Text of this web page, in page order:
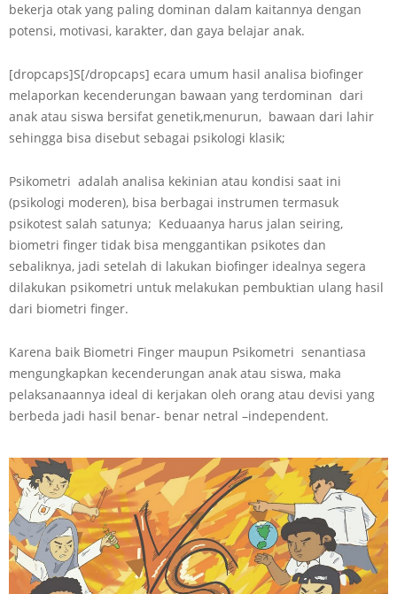
bekerja otak yang paling dominan dalam kaitannya dengan
potensi, motivasi, karakter, dan gaya belajar anak.
[dropcaps]S[/dropcaps] ecara umum hasil analisa biofinger
melaporkan kecenderungan bawaan yang terdominan dari
anak atau siswa bersifat genetik,menurun, bawaan dari lahir
sehingga bisa disebut sebagai psikologi klasik;
Psikometri adalah analisa kekinian atau kondisi saat ini
(psikologi moderen), bisa berbagai instrumen termasuk
psikotest salah satunya; Keduaanya harus jalan seiring,
biometri finger tidak bisa menggantikan psikotes dan
sebaliknya, jadi setelah di lakukan biofinger idealnya segera
dilakukan psikometri untuk melakukan pembuktian ulang hasil
dari biometri finger.
Karena baik Biometri Finger maupun Psikometri senantiasa
mengungkapkan kecenderungan anak atau siswa, maka
pelaksanaannya ideal di kerjakan oleh orang atau devisi yang
berbeda jadi hasil benar- benar netral –independent.